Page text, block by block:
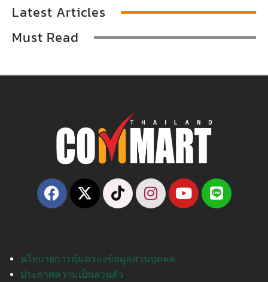
Latest Articles
Must Read
นโยบายการคุ้มครองข้อมูลส่วนบุคคล
ประกาศความเป็นส่วนตัว